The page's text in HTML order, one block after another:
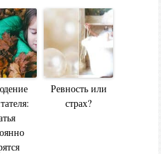
Ревность или
страх?